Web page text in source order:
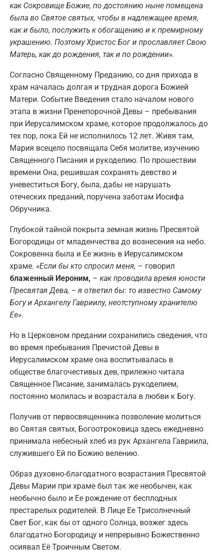
как Сокровище Божие, по достоянию ныне помещена
была во Святое святых, чтобы в надлежащее время,
как и было, послужить к обогащению и к премирному
украшению. Поэтому Христос Бог и прославляет Свою
Матерь, как до рождения, так и по рождении».
Согласно Священному Преданию, со дня прихода в
храм началась долгая и трудная дорога Божией
Матери. Событие Введения стало началом нового
этапа в жизни Пренепорочной Девы – пребывания
при Иерусалимском храме, которое продолжалось до
тех пор, пока Ей не исполнилось 12 лет. Живя там,
Мария всецело посвящала Себя молитве, изучению
Священного Писания и рукоделию. По прошествии
времени Она, решившая сохранять девство и
уневеститься Богу, была, дабы не нарушать
отеческих преданий, поручена заботам Иосифа
Обручника.
Глубокой тайной покрыта земная жизнь Пресвятой
Богородицы от младенчества до вознесения на небо.
Сокровенна была и Ее жизнь в Иерусалимском
храме. «Если бы кто спросил меня, – говорил
блаженный Иероним, – как проводила время юности
Пресвятая Дева, – я ответил бы: то известно Самому
Богу и Архангелу Гавриилу, неотступному хранителю
Ее».
Но в Церковном предании сохранились сведения, что
во время пребывания Пречистой Девы в
Иерусалимском храме она воспитывалась в
обществе благочестивых дев, прилежно читала
Священное Писание, занималась рукоделием,
постоянно молилась и возрастала в любви к Богу.
Получив от первосвященника позволение молиться
во Святая святых, Богоотроковица здесь ежедневно
принимала небесный хлеб из рук Архангела Гавриила,
служившего Ей по Божию велению.
Образ духовно-благодатного возрастания Пресвятой
Девы Марии при храме был так же необычен, как
необычно было и Ее рождение от бесплодных
престарелых родителей. В Лице Ее Трисолнечный
Свет Бог, как бы от одного Солнца, возжег здесь
благодатно Богородицу и непрерывно Божественно
осиявал Её Троичным Светом.